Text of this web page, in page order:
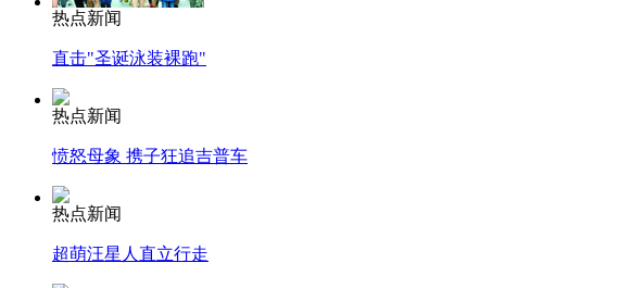
热点新闻
直击"圣诞泳装裸跑"
热点新闻
愤怒母象 携子狂追吉普车
热点新闻
超萌汪星人直立行走